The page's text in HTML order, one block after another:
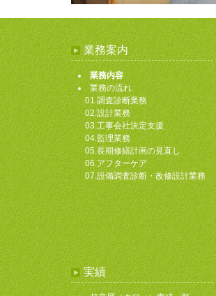
業務案内
業務内容
業務の流れ
01.調査診断業務
02.設計業務
03.工事会社決定支援
04.監理業務
05.長期修繕計画の見直し
06.アフターケア
07.設備調査診断・改修設計業務
実績